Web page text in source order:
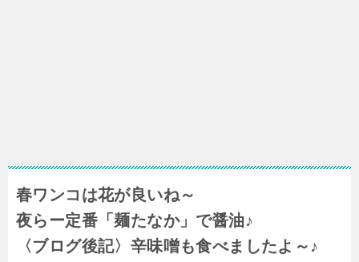
春ワンコは花が良いね～
夜らー定番「麺たなか」で醤油♪
〈ブログ後記〉辛味噌も食べましたよ～♪